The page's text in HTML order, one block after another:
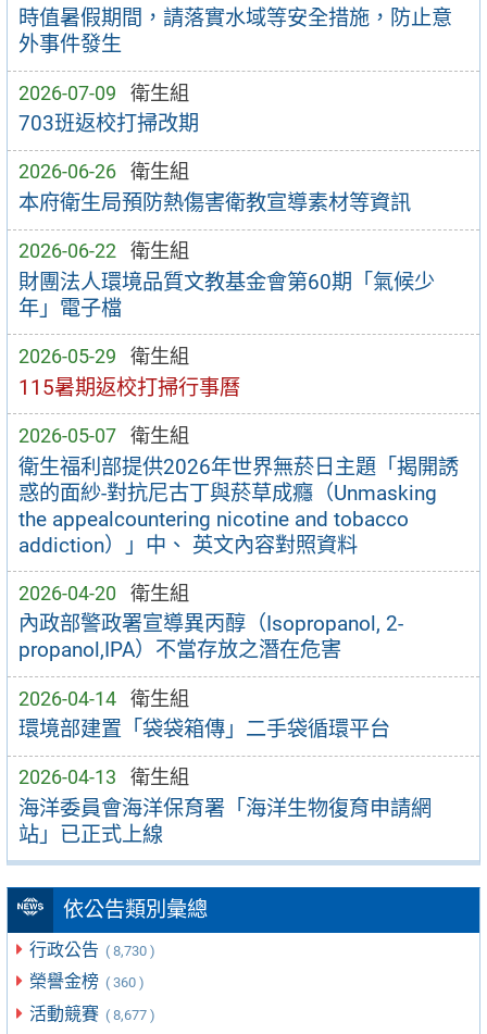
時值暑假期間，請落實水域等安全措施，防止意
外事件發生
2026-07-09 衛生組
703班返校打掃改期
2026-06-26 衛生組
本府衛生局預防熱傷害衛教宣導素材等資訊
2026-06-22 衛生組
財團法人環境品質文教基金會第60期「氣候少
年」電子檔
2026-05-29 衛生組
115暑期返校打掃行事曆
2026-05-07 衛生組
衛生福利部提供2026年世界無菸日主題「揭開誘
惑的面紗-對抗尼古丁與菸草成癮（Unmasking
the appealcountering nicotine and tobacco
addiction）」中、 英文內容對照資料
2026-04-20 衛生組
內政部警政署宣導異丙醇（Isopropanol, 2-
propanol,IPA）不當存放之潛在危害
2026-04-14 衛生組
環境部建置「袋袋箱傳」二手袋循環平台
2026-04-13 衛生組
海洋委員會海洋保育署「海洋生物復育申請網
站」已正式上線
依公告類別彙總
行政公告 ( 8,730 )
榮譽金榜 ( 360 )
活動競賽 ( 8,677 )